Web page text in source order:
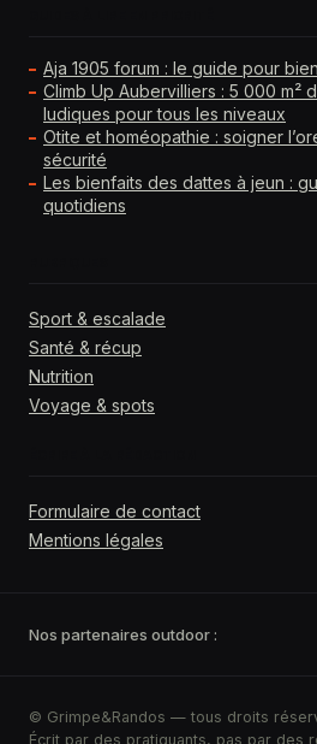
Aja 1905 forum : le guide pour
Climb Up Aubervilliers : 5 000 m²
ludiques pour tous les niveaux
Otite et homéopathie : soigner
sécurité
Les bienfaits des dattes à jeun :
quotidiens
Sport & escalade
Santé & récup
Nutrition
Voyage & spots
Formulaire de contact
Mentions légales
Nos partenaires outdoor :
© Grimpe&Randos — tous droits
Écrit par des pratiquants, pas par des